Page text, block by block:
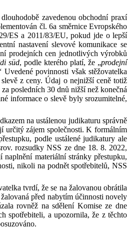
dlouhodobě zavedenou obchodní praxí
čl. 6a směrnice Evropského
ESa 2011/83/EU, pokud jde o lepší
nastavení slevové komunikace se
prodejních cen jednotlivých výrobků
süd, podle kterého platí, že „prodejní
Uvedené povinnosti však stěžovatelka
z ceny. Údaj o nejnižší ceně totiž
posledních 30 dnů nižší než konečná
informaceo slevě byly srozumitelné,
na ustálenou judikaturu správně
určitý zájem společnosti. K formálním
podle ustálené judikatury ale
rozsudky NSS ze dne 18. 8. 2022,
naplnění materiální stránky přestupku,
nikoli na podnět spotřebitelů, NSS
tvrdí, že se na žalovanou obrátila
před nabytím účinnosti novely
rovněž na sdělení Komise ze dne
spotřebiteli, a upozornila, že z těchto